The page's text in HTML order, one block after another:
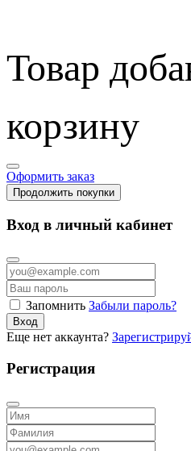
Товар
корзину
Оформить заказ
Продолжить покупки
Вход в личный кабинет
Запомнить Забыли пароль?
Вход
Еще нет аккаунта?
Регистрация